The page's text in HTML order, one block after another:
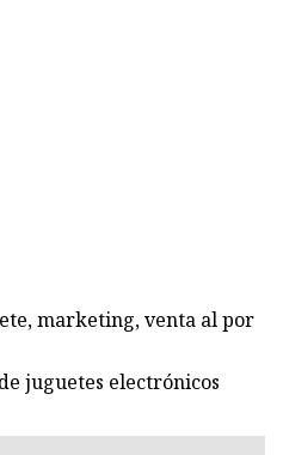
marketing, venta al por
juguetes electrónicos